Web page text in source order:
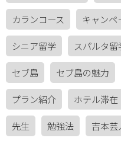
カランコース キャンペ
シニア留学 スパルタ留
セブ島 セブ島の魅力
プラン紹介 ホテル滞在
先生 勉強法 吉本芸